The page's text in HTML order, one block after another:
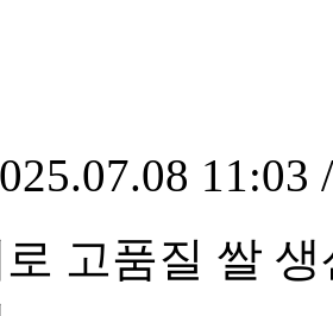
11:03
고품질 쌀